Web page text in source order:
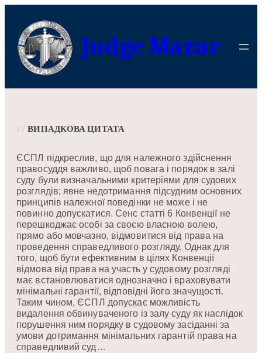
вмісту
Judge Mazur
// ВИПАДКОВА ЦИТАТА
ЄСПЛ підкреслив, що для належного здійснення
правосуддя важливо, щоб повага і порядок в залі
суду були визначальними критеріями для судових
розглядів; явне недотримання підсудним основних
принципів належної поведінки не може і не
повинно допускатися. Сенс статті 6 Конвенції не
перешкоджає особі за своєю власною волею,
прямо або мовчазно, відмовитися від права на
проведення справедливого розгляду. Однак для
того, щоб бути ефективним в цілях Конвенції
відмова від права на участь у судовому розгляді
має встановлюватися однозначно і враховувати
мінімальні гарантії, відповідні його значущості.
Таким чином, ЄСПЛ допускає можливість
видалення обвинуваченого із залу суду як наслідок
порушення ним порядку в судовому засіданні за
умови дотримання мінімальних гарантій права на
справедливий суд…